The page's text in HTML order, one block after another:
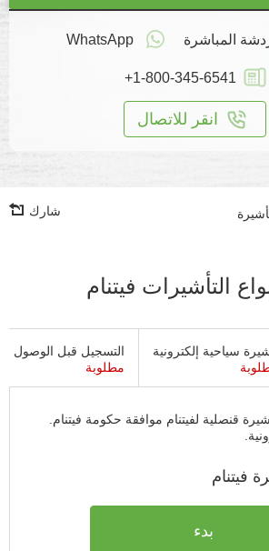
المباشرة WhatsApp
+1-800-345-6541
انقر للاتصال
شارك
التأشيرات فيتنام
سياحية إلكترونية
التسجيل قبل الوصول
مطلوبة
قنصلية لفيتنام موافقة حكومة فيتنام.
فيتنام
بدء